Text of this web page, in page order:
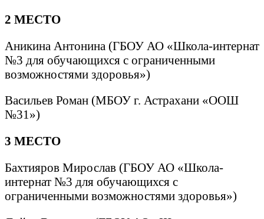
2 МЕСТО
Аникина Антонина (ГБОУ АО «Школа-интернат
№3 для обучающихся с ограниченными
возможностями здоровья»)
Васильев Роман (МБОУ г. Астрахани «ООШ
№31»)
3 МЕСТО
Бахтияров Мирослав (ГБОУ АО «Школа-
интернат №3 для обучающихся с
ограниченными возможностями здоровья»)